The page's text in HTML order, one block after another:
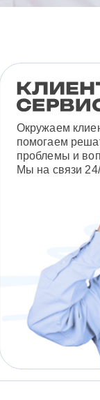
Окружаем
помогаем
проблемы и
Мы на связи